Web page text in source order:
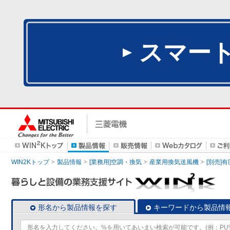
スマー
WIN2Kトップ 製品情報 [業務用]空調・換気 産業用換気送風機 [別売]有
形名から製品情報を探す キーワードから製品情